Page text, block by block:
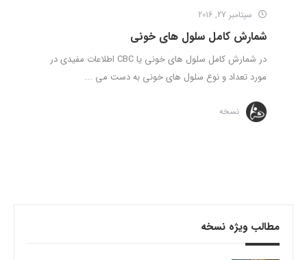
سپتامبر 27, 2016
شمارش کامل سلول های خونی
در شمارش کامل سلول های خونی یا CBC اطلاعات مفیدی در
مورد تعداد و نوع سلول های خونی به دست می ...
نسخه
مطالب ویژه نسخه